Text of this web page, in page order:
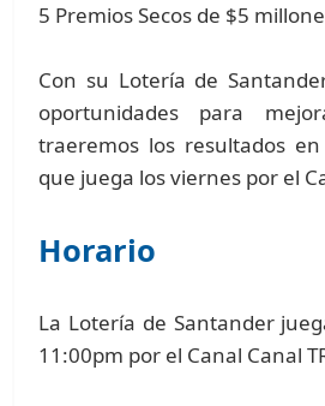
5 Premios Secos de $5
Con su Lotería de
oportunidades para
traeremos los resultados
que juega los viernes por el
Horario
La Lotería de Santander
11:00pm por el Canal Canal